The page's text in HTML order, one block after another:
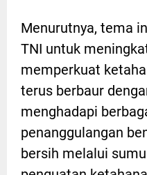
Menurutnya, tema
TNI untuk
memperkuat
terus berbaur
menghadapi
penanggulangan
bersih melalui